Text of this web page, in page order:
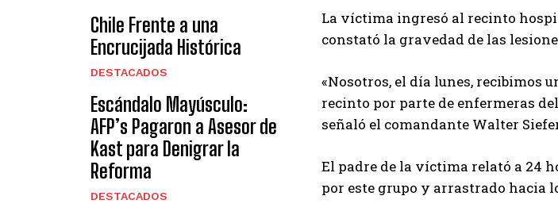
Chile Frente a una
Encrucijada Histórica
DESTACADOS
Escándalo Mayúsculo:
AFP’s Pagaron a Asesor de
Kast para Denigrar la
Reforma
DESTACADOS
La víctima ingresó al recinto
constató la gravedad de las
«Nosotros, el día lunes, recibimos
recinto por parte de enfermeras
señaló el comandante Walter
El padre de la víctima relató a 24
por este grupo y arrastrado hacia